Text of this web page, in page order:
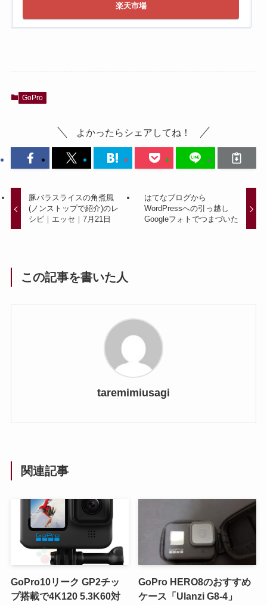
楽天市場
GoPro
よかったらシェアしてね！
豚バラスライスの角煮風
(ノンストップで紹介)のレ
シピ｜エッセ｜7月21日
はてなブログから
WordPressへの引っ越し
Googleフォトでつまづいた
この記事を書いた人
taremimiusagi
関連記事
GoPro10リーク GP2チッ
プ搭載で4K120 5.3K60対
GoPro HERO8のおすすめ
ケース「Ulanzi G8-4」